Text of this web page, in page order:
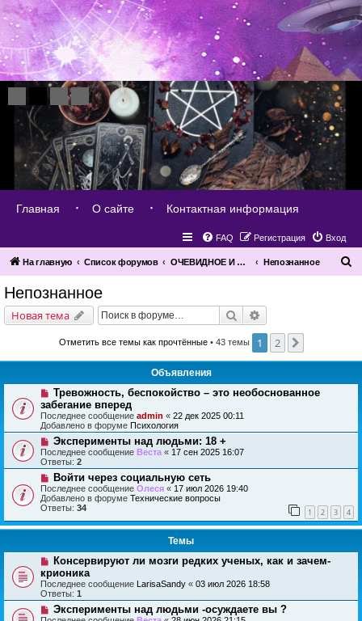
Главная О сайте Контактная информация
Вход
Регистрация
FAQ
На главную Список форумов ОЧЕВИДНОЕ И НЕВЕРОЯТНОЕ Непознанное
Непознанное
Новая тема Поиск
Отметить все темы как прочтённые• 43 темы 1 2
Объявления
Тревожность, беспокойство – это необоснованное
забегание вперед
Последнее сообщение admin « 22 дек 2025 00:11
Добавлено в форуме Психология
Эксперименты над людьми: 18 +
Последнее сообщение Веста « 17 сен 2025 16:07
Ответы: 2
Войти через социальную сеть
Последнее сообщение Олеся « 17 июл 2026 19:40
Добавлено в форуме Технические вопросы
Ответы: 34 1 2 3 4
Темы
Консервируют ли мозги редких ученых, как и зачем-
крионика
Последнее сообщение LarisaSandy « 03 июл 2026 18:58
Ответы: 1
Эксперименты над людьми -осуждаете вы ?